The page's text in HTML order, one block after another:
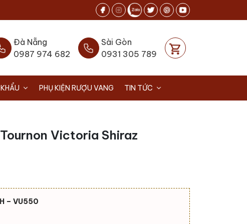
Đà Nẵng
0987 974 682
Sài Gòn
0931 305 789
PHỤ KIỆN RƯỢU VANG TIN TỨC
Victoria Shiraz
– VU550